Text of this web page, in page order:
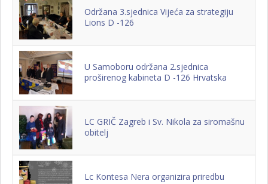
Održana 3.sjednica Vijeća za strategiju
Lions D -126
U Samoboru održana 2.sjednica
proširenog kabineta D -126 Hrvatska
LC GRIČ Zagreb i Sv. Nikola za siromašnu
obitelj
Lc Kontesa Nera organizira priredbu